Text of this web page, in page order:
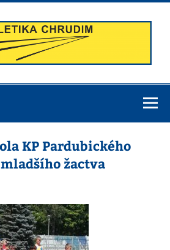
Chrudim
KP Pardubického
žactva